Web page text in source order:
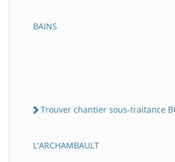
BAINS
Trouver chantier sous-traitance
L'ARCHAMBAULT